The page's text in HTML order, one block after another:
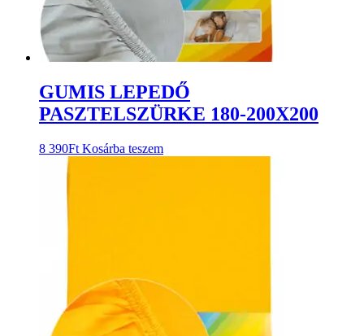
GUMIS LEPEDŐ
PASZTELSZÜRKE 180-200X200
8 390Ft Kosárba teszem